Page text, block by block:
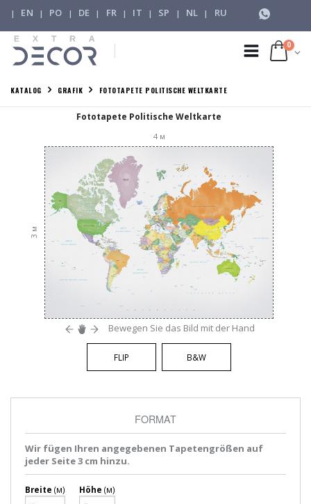
| EN | PO | DE | FR | IT | SP | NL | RU
0
KATALOG GRAFIK FOTOTAPETE POLITISCHE WELTKARTE
Fototapete Politische Weltkarte
4м
3
м
Bewegen Sie das Bild mit der Hand
FLIP B&W
FORMAT
Wir fügen Ihren angegebenen Tapetengrößen auf
jeder Seite 3 cm hinzu.
Breite (м) Höhe (м)